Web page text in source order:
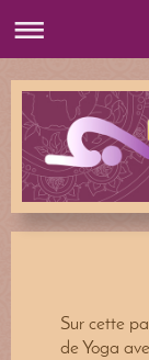
Sur cette
de Yoga